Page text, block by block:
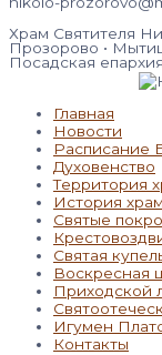
Храм Святителя
Прозорово •
Посадская
Главная
Новости
Расписание
Духовенство
Территория
История
Святые
Святая
Воскресная
Игумен
Контакты